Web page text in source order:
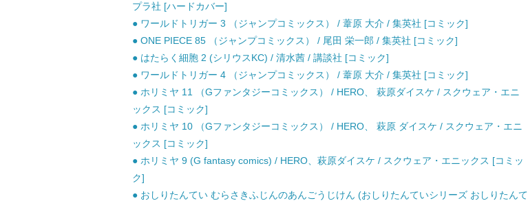
プラ社 [ハードカバー]
● ワールドトリガー 3 （ジャンプコミックス） / 葦原 大介 / 集英社 [コミック]
● ONE PIECE 85 （ジャンプコミックス） / 尾田 栄一郎 / 集英社 [コミック]
● はたらく細胞 2 (シリウスKC) / 清水茜 / 講談社 [コミック]
● ワールドトリガー 4 （ジャンプコミックス） / 葦原 大介 / 集英社 [コミック]
● ホリミヤ 11 （Gファンタジーコミックス） / HERO、 萩原ダイスケ / スクウェア・エニ
ックス [コミック]
● ホリミヤ 10 （Gファンタジーコミックス） / HERO、 萩原 ダイスケ / スクウェア・エニ
ックス [コミック]
● ホリミヤ 9 (G fantasy comics) / HERO、萩原ダイスケ / スクウェア・エニックス [コミッ
ク]
● おしりたんてい むらさきふじんのあんごうじけん (おしりたんていシリーズ おしりたんて